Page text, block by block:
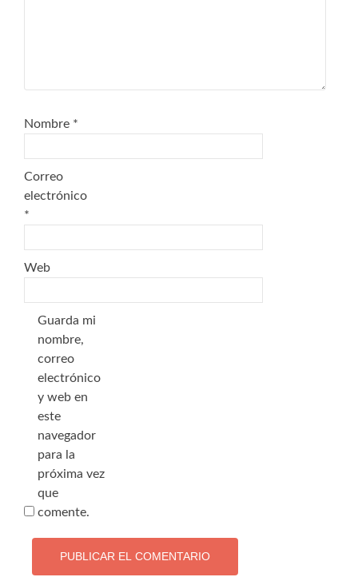
Nombre *
Correo
electrónico
*
Web
Guarda mi
nombre,
correo
electrónico
y web en
este
navegador
para la
próxima vez
que
comente.